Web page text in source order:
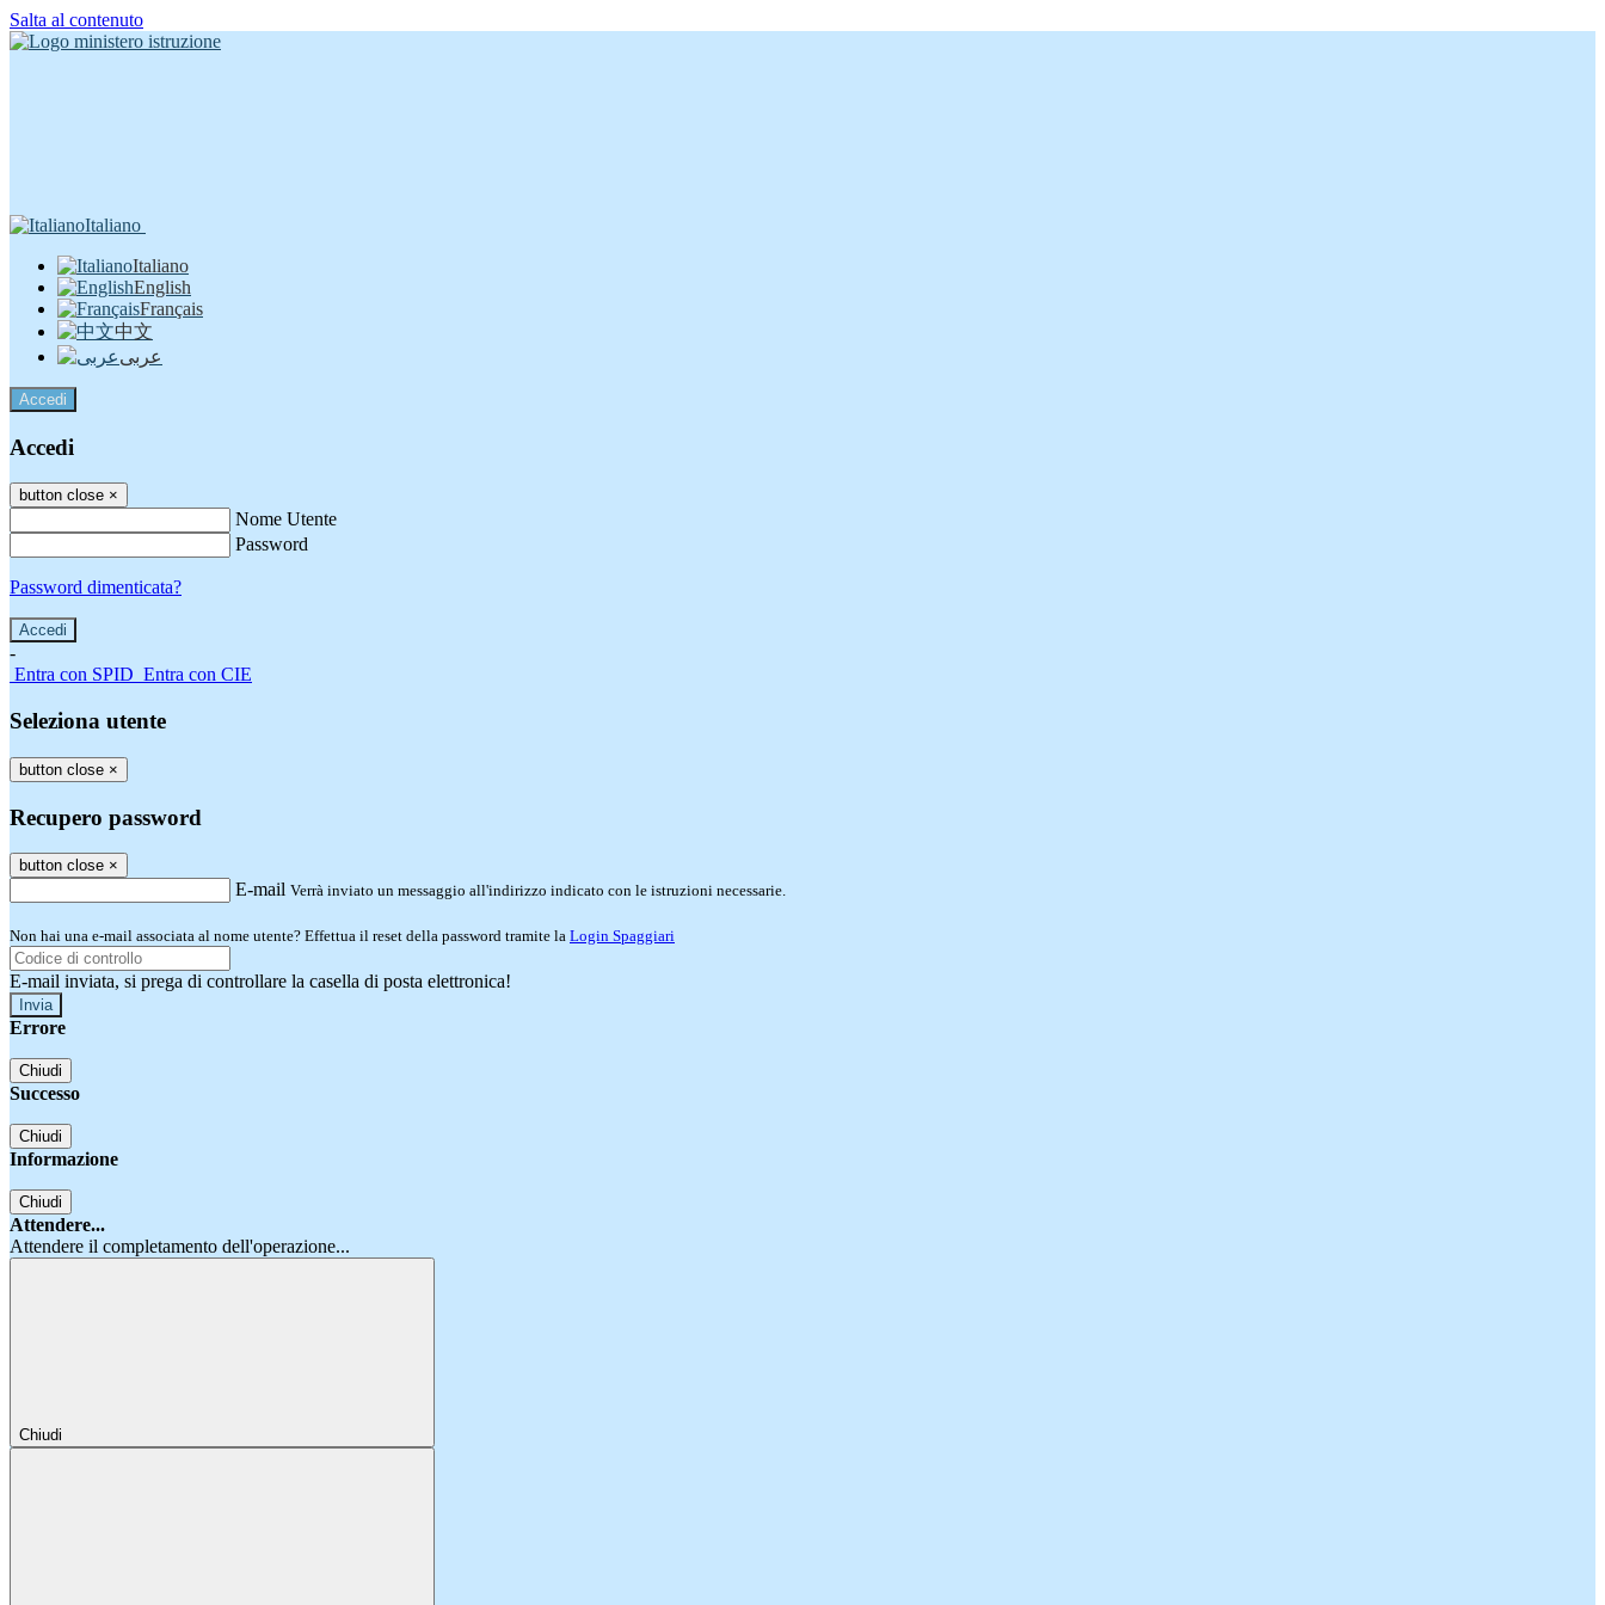
Salta al contenuto
Italiano
Italiano
English
Français
中文
عربى
Accedi
Accedi
button close ×
Nome Utente
Password
Password dimenticata?
-
Entra con SPID Entra con CIE
Seleziona utente
button close ×
Recupero password
button close ×
E-mail Verrà inviato un messaggio all'indirizzo indicato con le istruzioni necessarie.
Non hai una e-mail associata al nome utente? Effettua il reset della password tramite la Login Spaggiari
E-mail inviata, si prega di controllare la casella di posta elettronica!
Errore
Chiudi
Successo
Chiudi
Informazione
Chiudi
Attendere...
Attendere il completamento dell'operazione...
Chiudi